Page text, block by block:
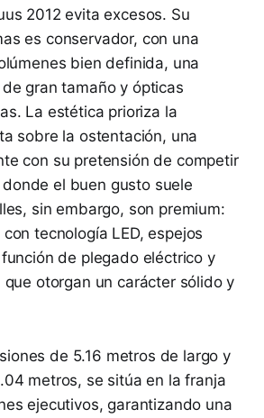
2012 evita excesos. Su
es conservador, con una
bien definida, una
gran tamaño y ópticas
La estética prioriza la
sobre la ostentación, una
con su pretensión de competir
el buen gusto suele
sin embargo, son premium:
tecnología LED, espejos
de plegado eléctrico y
otorgan un carácter sólido y
de 5.16 metros de largo y
metros, se sitúa en la franja
ejecutivos, garantizando una